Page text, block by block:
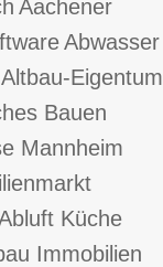
Aachener
Abwasser
Altbau-Eigentum
Bauen
Mannheim
Küche
Immobilien